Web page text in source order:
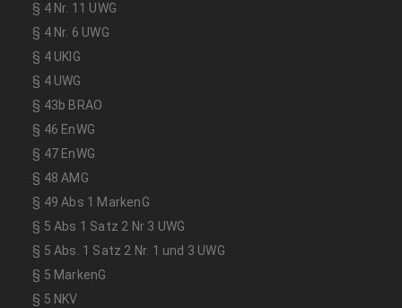
§ 4 Nr. 11 UWG
§ 4 Nr. 6 UWG
§ 4 UKlG
§ 4 UWG
§ 43b BRAO
§ 46 EnWG
§ 47 EnWG
§ 48 AMG
§ 49 Abs 1 MarkenG
§ 5 Abs 1 Satz 2 Nr 3 UWG
§ 5 Abs. 1 Satz 2 Nr. 1 und 3 UWG
§ 5 MarkenG
§ 5 NKV